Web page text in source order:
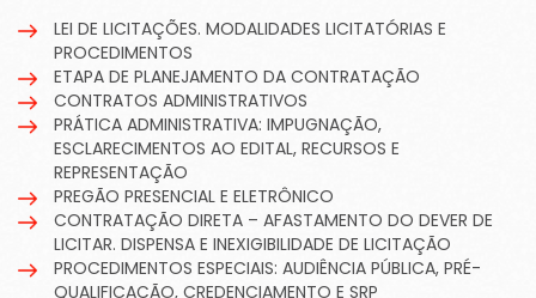
LEI DE LICITAÇÕES. MODALIDADES LICITATÓRIAS E
PROCEDIMENTOS
ETAPA DE PLANEJAMENTO DA CONTRATAÇÃO
CONTRATOS ADMINISTRATIVOS
PRÁTICA ADMINISTRATIVA: IMPUGNAÇÃO,
ESCLARECIMENTOS AO EDITAL, RECURSOS E
REPRESENTAÇÃO
PREGÃO PRESENCIAL E ELETRÔNICO
CONTRATAÇÃO DIRETA – AFASTAMENTO DO DEVER DE
LICITAR. DISPENSA E INEXIGIBILIDADE DE LICITAÇÃO
PROCEDIMENTOS ESPECIAIS: AUDIÊNCIA PÚBLICA, PRÉ-
QUALIFICAÇÃO, CREDENCIAMENTO E SRP